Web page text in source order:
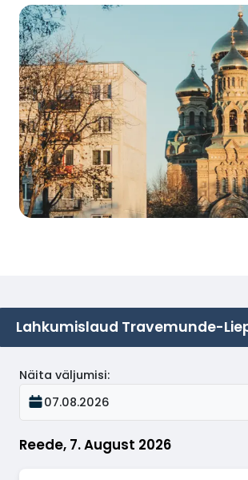
Lahkumislaud Travemunde-
Reede, 7. August 2026
Näita väljumisi:
07.08.2026